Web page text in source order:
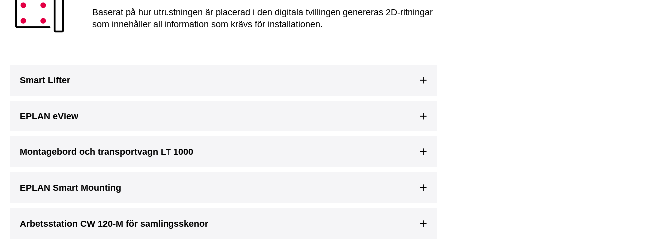
Baserat på hur utrustningen är placerad i den digitala tvillingen genereras 2D-ritningar
som innehåller all information som krävs för installationen.
Smart Lifter
EPLAN eView
Montagebord och transportvagn LT 1000
EPLAN Smart Mounting
Arbetsstation CW 120-M för samlingsskenor